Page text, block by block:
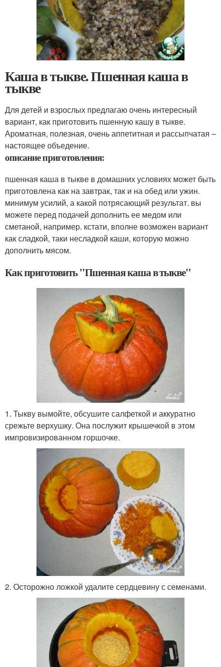
Каша в тыкве. Пшенная каша в
тыкве
Для детей и взрослых предлагаю очень интересный
вариант, как приготовить пшенную кашу в тыкве.
Ароматная, полезная, очень аппетитная и рассыпчатая –
настоящее объедение.
описание приготовления:
пшенная каша в тыкве в домашних условиях может быть
приготовлена как на завтрак, так и на обед или ужин.
минимум усилий, а какой потрясающий результат. вы
можете перед подачей дополнить ее медом или
сметаной, например. кстати, вполне возможен вариант
как сладкой, таки несладкой каши, которую можно
дополнить мясом.
Как приготовить "Пшенная каша в тыкве"
1. Тыкву вымойте, обсушите салфеткой и аккуратно
срежьте верхушку. Она послужит крышечкой в этом
импровизированном горшочке.
2. Осторожно ложкой удалите сердцевину с семенами.